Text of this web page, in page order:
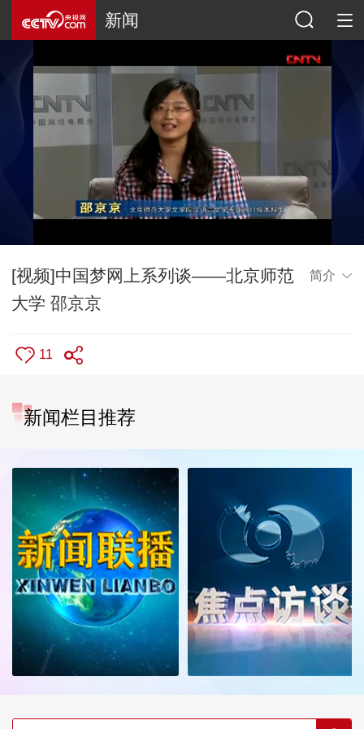
新闻
[视频]中国梦网上系列谈——北京师范
大学 邵京京
简介
11
新闻栏目推荐